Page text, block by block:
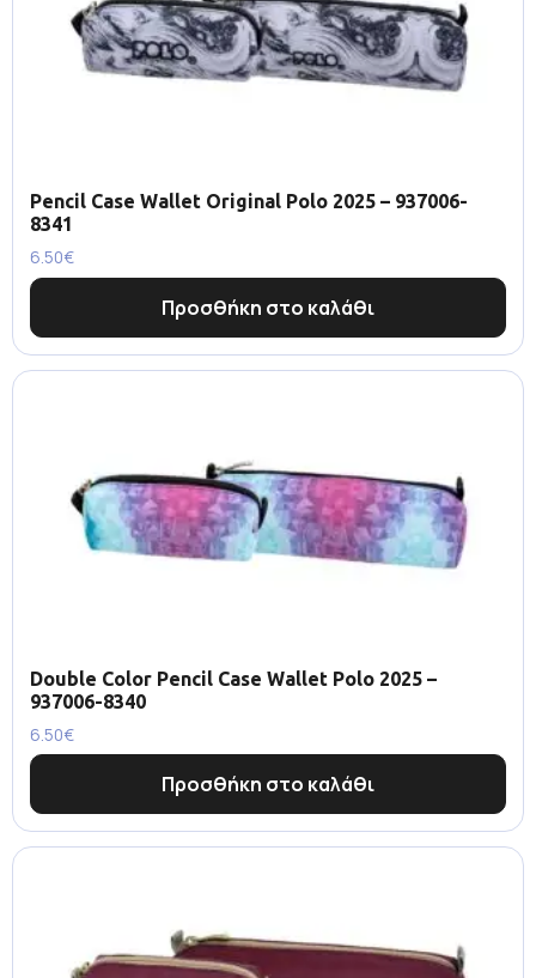
Pencil Case Wallet Original Polo 2025 – 937006-
8341
6.50€
Προσθήκη στο καλάθι
Double Color Pencil Case Wallet Polo 2025 –
937006-8340
6.50€
Προσθήκη στο καλάθι